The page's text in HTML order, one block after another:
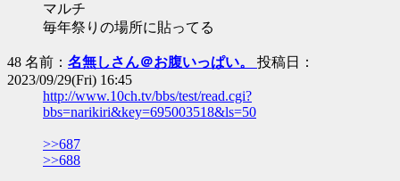
マルチ
毎年祭りの場所に貼ってる
48 名前： 名無しさん＠お腹いっぱい。 投稿日：
2023/09/29(Fri) 16:45
http://www.10ch.tv/bbs/test/read.cgi?
bbs=narikiri&key=695003518&ls=50
>>687
>>688